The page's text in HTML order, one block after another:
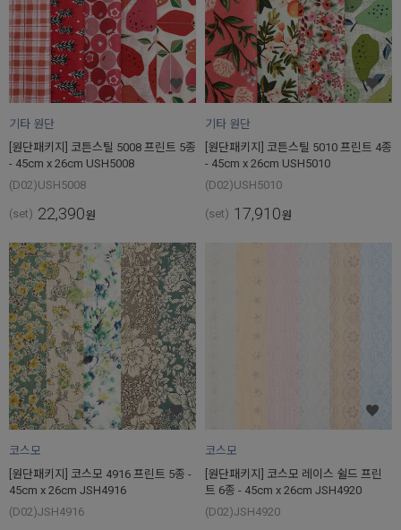
기타 원단
[원단패키지] 코튼스틸 5008 프린트 5종
- 45cm x 26cm USH5008
(D02)USH5008
(set) 22,390원
기타 원단
[원단패키지] 코튼스틸 5010 프린트 4종
- 45cm x 26cm USH5010
(D02)USH5010
(set) 17,910원
코스모
[원단패키지] 코스모 4916 프린트 5종 -
45cm x 26cm JSH4916
(D02)JSH4916
코스모
[원단패키지] 코스모 레이스 쉴드 프린
트 6종 - 45cm x 26cm JSH4920
(D02)JSH4920